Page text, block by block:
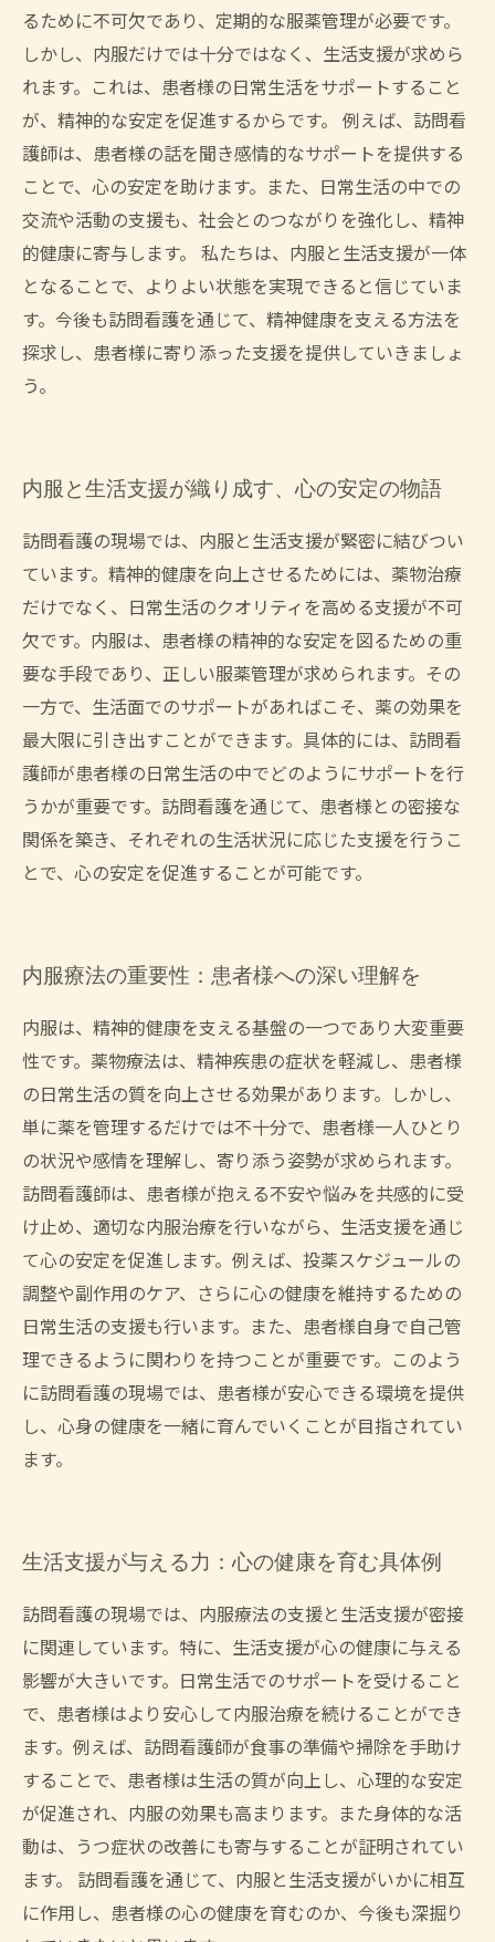
るために不可欠であり、定期的な服薬管理が必要です。
しかし、内服だけでは十分ではなく、生活支援が求めら
れます。これは、患者様の日常生活をサポートすること
が、精神的な安定を促進するからです。 例えば、訪問看
護師は、患者様の話を聞き感情的なサポートを提供する
ことで、心の安定を助けます。また、日常生活の中での
交流や活動の支援も、社会とのつながりを強化し、精神
的健康に寄与します。 私たちは、内服と生活支援が一体
となることで、よりよい状態を実現できると信じていま
す。今後も訪問看護を通じて、精神健康を支える方法を
探求し、患者様に寄り添った支援を提供していきましょ
う。
内服と生活支援が織り成す、心の安定の物語
訪問看護の現場では、内服と生活支援が緊密に結びつい
ています。精神的健康を向上させるためには、薬物治療
だけでなく、日常生活のクオリティを高める支援が不可
欠です。内服は、患者様の精神的な安定を図るための重
要な手段であり、正しい服薬管理が求められます。その
一方で、生活面でのサポートがあればこそ、薬の効果を
最大限に引き出すことができます。具体的には、訪問看
護師が患者様の日常生活の中でどのようにサポートを行
うかが重要です。訪問看護を通じて、患者様との密接な
関係を築き、それぞれの生活状況に応じた支援を行うこ
とで、心の安定を促進することが可能です。
内服療法の重要性：患者様への深い理解を
内服は、精神的健康を支える基盤の一つであり大変重要
性です。薬物療法は、精神疾患の症状を軽減し、患者様
の日常生活の質を向上させる効果があります。しかし、
単に薬を管理するだけでは不十分で、患者様一人ひとり
の状況や感情を理解し、寄り添う姿勢が求められます。
訪問看護師は、患者様が抱える不安や悩みを共感的に受
け止め、適切な内服治療を行いながら、生活支援を通じ
て心の安定を促進します。例えば、投薬スケジュールの
調整や副作用のケア、さらに心の健康を維持するための
日常生活の支援も行います。また、患者様自身で自己管
理できるように関わりを持つことが重要です。このよう
に訪問看護の現場では、患者様が安心できる環境を提供
し、心身の健康を一緒に育んでいくことが目指されてい
ます。
生活支援が与える力：心の健康を育む具体例
訪問看護の現場では、内服療法の支援と生活支援が密接
に関連しています。特に、生活支援が心の健康に与える
影響が大きいです。日常生活でのサポートを受けること
で、患者様はより安心して内服治療を続けることができ
ます。例えば、訪問看護師が食事の準備や掃除を手助け
することで、患者様は生活の質が向上し、心理的な安定
が促進され、内服の効果も高まります。また身体的な活
動は、うつ症状の改善にも寄与することが証明されてい
ます。 訪問看護を通じて、内服と生活支援がいかに相互
に作用し、患者様の心の健康を育むのか、今後も深掘り